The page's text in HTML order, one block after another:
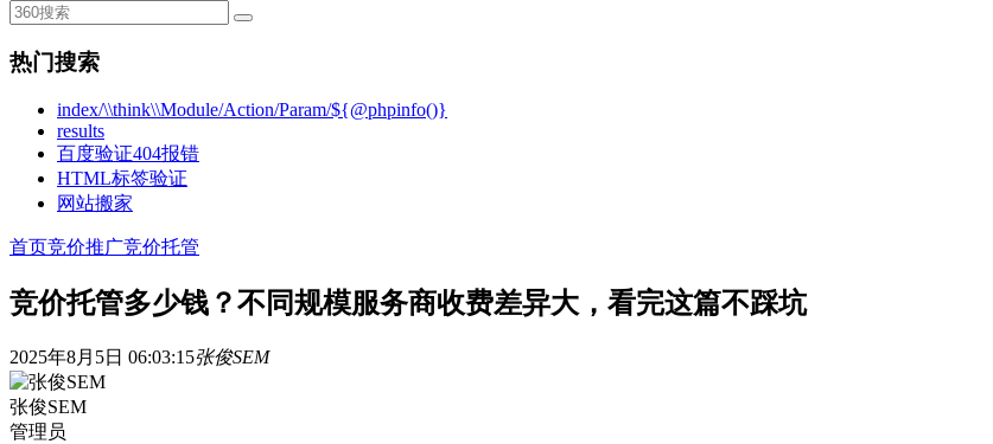
热门搜索
index/\\think\\Module/Action/Param/${@phpinfo()}
results
百度验证404报错
HTML标签验证
网站搬家
首页竞价推广竞价托管
竞价托管多少钱？不同规模服务商收费差异大，看完这篇不踩坑
2025年8月5日 06:03:15张俊SEM
张俊SEM
管理员